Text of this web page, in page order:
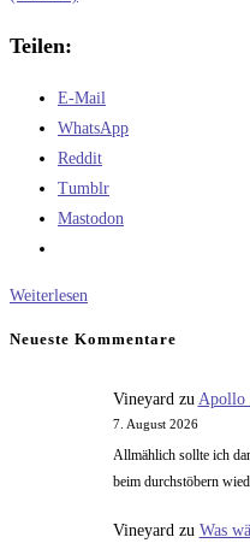
Teilen:
E-Mail
WhatsApp
Reddit
Tumblr
Mastodon
Weiterlesen
Neueste Kommentare
Vineyardzu Apollo
7. August 2026
Allmählich sollte ich
beim durchstöbern
Vineyard zu Was